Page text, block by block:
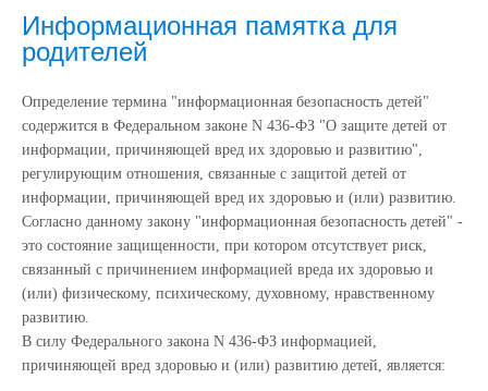
Информационная памятка для
родителей
Определение термина "информационная безопасность детей"
содержится в Федеральном законе N 436-ФЗ "О защите детей от
информации, причиняющей вред их здоровью и развитию",
регулирующим отношения, связанные с защитой детей от
информации, причиняющей вред их здоровью и (или) развитию.
Согласно данному закону "информационная безопасность детей" -
это состояние защищенности, при котором отсутствует риск,
связанный с причинением информацией вреда их здоровью и
(или) физическому, психическому, духовному, нравственному
развитию.
В силу Федерального закона N 436-ФЗ информацией,
причиняющей вред здоровью и (или) развитию детей, является: